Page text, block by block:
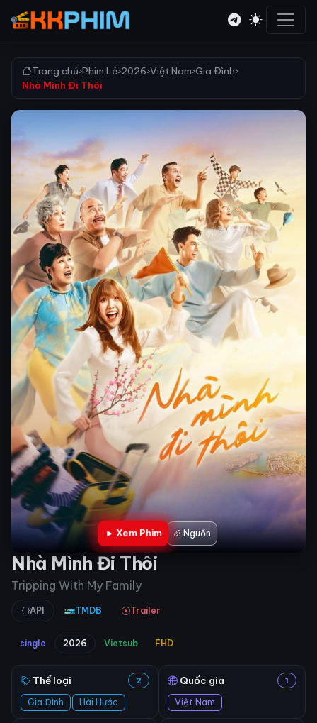
Trang chủ›Phim Lẻ›2026›Việt Nam›Gia Đình›
Nhà Mình Đi Thôi
Xem Phim Nguồn
Nhà Mình Đi Thôi
Tripping With My Family
API TMDB Trailer
single 2026 Vietsub FHD
Thể loại 2
Gia Đình Hài Hước
Quốc gia 1
Việt Nam